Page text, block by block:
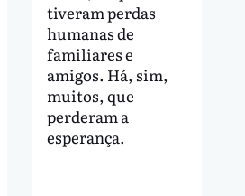
tiveram perdas
humanas de
familiares e
amigos. Há, sim,
muitos, que
perderam a
esperança.